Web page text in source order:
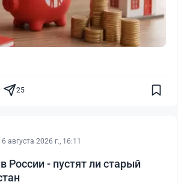
25
·6 августа 2026 г., 16:11
России - пустят ли старый